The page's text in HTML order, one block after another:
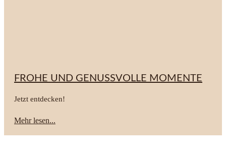
FROHE UND GENUSSVOLLE MOMENTE
Jetzt entdecken!
Mehr lesen...